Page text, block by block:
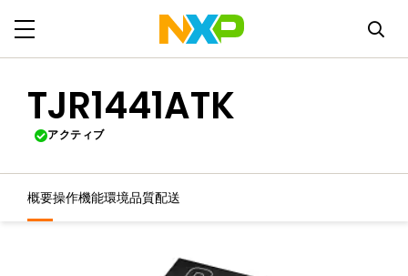
TJR1441ATK
アクティブ
概要操作機能環境品質配送